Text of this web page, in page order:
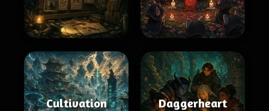
Cultivation Daggerheart